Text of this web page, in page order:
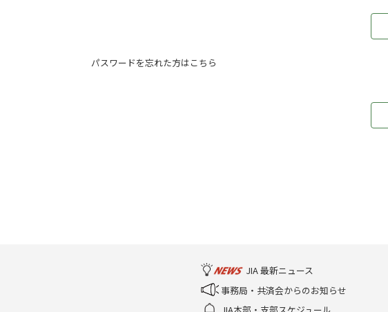
パスワードを忘れた方はこちら
JIA 最新ニュース
事務局・共済会からのお知らせ